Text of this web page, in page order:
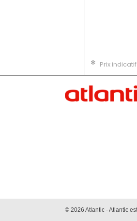
* Prix
© 2026 Atlantic - Atlantic